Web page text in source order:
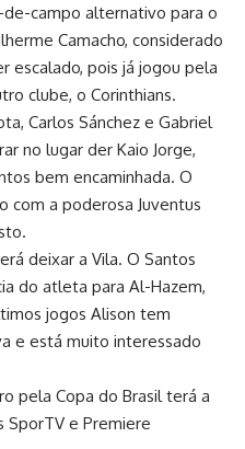
campo alternativo para o
Camacho, considerado
escalado, pois já jogou pela
clube, o Corinthians.
Carlos Sánchez e Gabriel
no lugar der Kaio Jorge,
bem encaminhada. O
com a poderosa Juventus
deixar a Vila. O Santos
do atleta para Al-Hazem,
jogos Alison tem
e está muito interessado
pela Copa do Brasil terá a
SporTV e Premiere